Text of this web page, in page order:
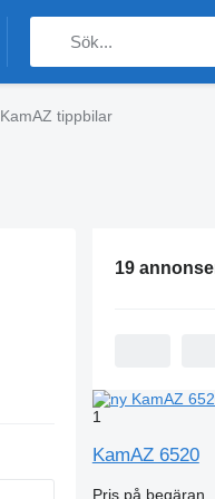
KamAZ tippbilar
19
1
KamAZ 6520
Pris på begäran